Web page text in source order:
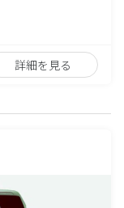
詳細を見る